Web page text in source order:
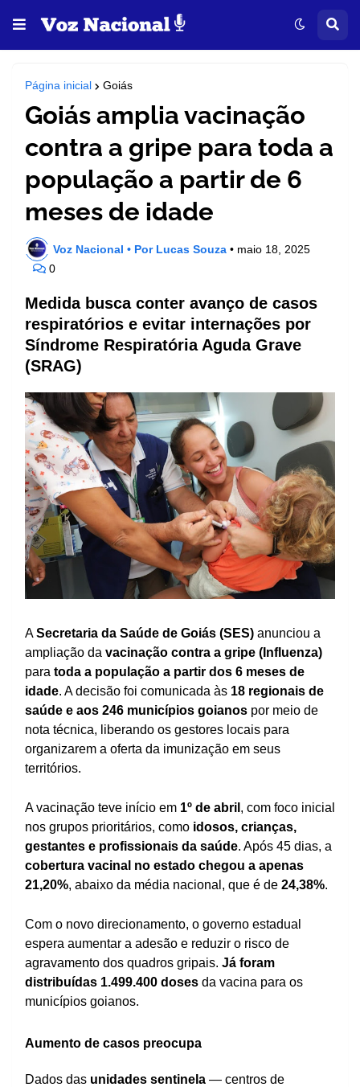
Página inicial Goiás
Goiás amplia vacinação
contra a gripe para toda a
população a partir de 6
meses de idade
Voz Nacional • Por Lucas Souza • maio 18, 2025
0
Medida busca conter avanço de casos
respiratórios e evitar internações por
Síndrome Respiratória Aguda Grave
(SRAG)
ASecretaria da Saúde de Goiás (SES) anunciou a
ampliação da vacinação contra a gripe (Influenza)
para toda a população a partir dos 6 meses de
idade. A decisão foi comunicada às 18 regionais de
saúde e aos 246 municípios goianos por meio de
nota técnica, liberando os gestores locais para
organizarem a oferta da imunização em seus
territórios.
A vacinação teve início em 1º de abril , com foco inicial
nos grupos prioritários, como idosos, crianças,
gestantes e profissionais da saúde. Após 45 dias, a
cobertura vacinal no estado chegou a apenas
21,20%, abaixo da média nacional, que é de 24,38%.
Com o novo direcionamento, o governo estadual
espera aumentar a adesão e reduzir o risco de
agravamento dos quadros gripais. Já foram
distribuídas 1.499.400 doses da vacina para os
municípios goianos.
Aumento de casos preocupa
Dados das unidades sentinela — centros de